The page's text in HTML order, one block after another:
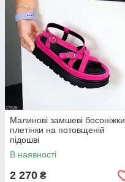
Малинові замшеві босоніжки
плетінки на потовщеній
підошві
В наявності
2 270 ₴